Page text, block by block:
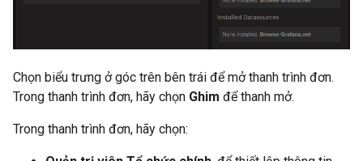
Chọn biểu trưng ở góc trên bên trái để mở thanh trình đơn.
Trong thanh trình đơn, hãy chọn Ghim để thanh mở.
Trong thanh trình đơn, hãy chọn: